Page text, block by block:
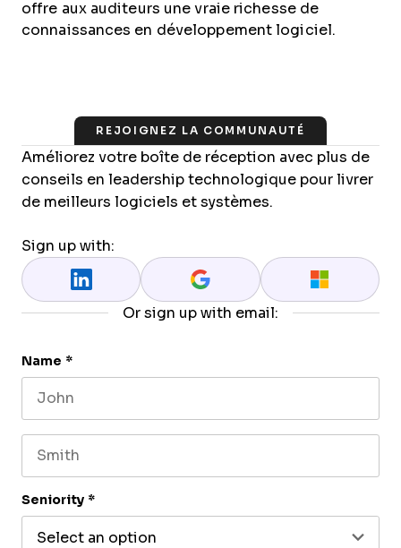
offre aux auditeurs une vraie richesse de
connaissances en développement logiciel.
REJOIGNEZ LA COMMUNAUTÉ
Améliorez votre boîte de réception avec plus de
conseils en leadership technologique pour livrer
de meilleurs logiciels et systèmes.
Sign up with:
Or sign up with email:
Name *
Seniority *